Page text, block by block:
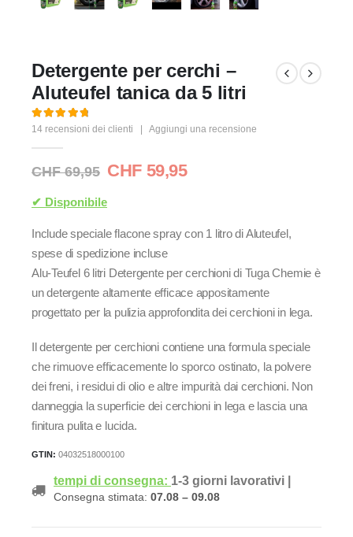
Detergente per cerchi –
Aluteufel tanica da 5 litri
4.93Di 5
14 recensioni dei clienti | Aggiungi una recensione
CHF69,95 Il
originale
CHF 69,95.
CHF 59,95Il
CHF 59,95.
✔ Disponibile
Include speciale flacone spray con 1 litro di Aluteufel,
spese di spedizione incluse
Alu-Teufel 6 litri Detergente per cerchioni di Tuga Chemie è
un detergente altamente efficace appositamente
progettato per la pulizia approfondita dei cerchioni in lega.
Il detergente per cerchioni contiene una formula speciale
che rimuove efficacemente lo sporco ostinato, la polvere
dei freni, i residui di olio e altre impurità dai cerchioni. Non
danneggia la superficie dei cerchioni in lega e lascia una
finitura pulita e lucida.
GTIN: 04032518000100
tempi di consegna: 1-3 giorni lavorativi
Consegna stimata: 07.08 – 09.08